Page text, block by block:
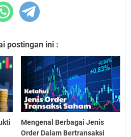
postingan ini :
Mengenal Berbagai Jenis
Order Dalam Bertransaksi